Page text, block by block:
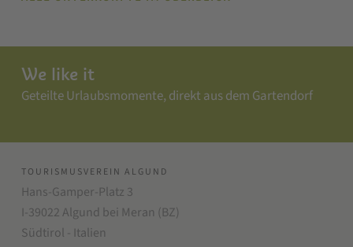
We like it
Geteilte Urlaubsmomente, direkt aus dem Gartendorf
TOURISMUSVEREIN ALGUND
Hans-Gamper-Platz 3
I-39022 Algund bei Meran (BZ)
Südtirol - Italien